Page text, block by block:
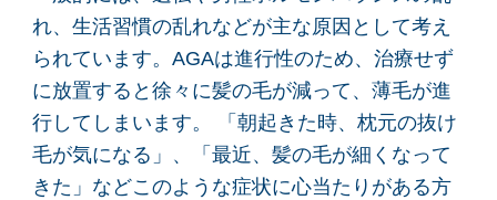
れ、生活習慣の乱れなどが主な原因として考え
られています。AGAは進行性のため、治療せず
に放置すると徐々に髪の毛が減って、薄毛が進
行してしまいます。 「朝起きた時、枕元の抜け
毛が気になる」、「最近、髪の毛が細くなって
きた」などこのような症状に心当たりがある方